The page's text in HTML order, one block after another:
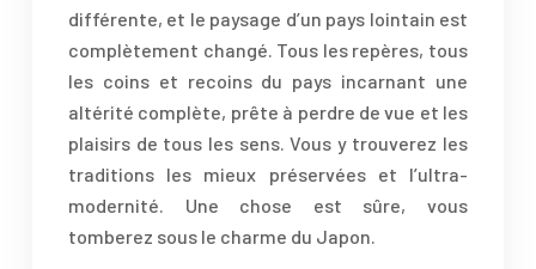
différente, et le paysage d’un pays lointain est
complètement changé. Tous les repères, tous
les coins et recoins du pays incarnant une
altérité complète, prête à perdre de vue et les
plaisirs de tous les sens. Vous y trouverez les
traditions les mieux préservées et l’ultra-
modernité. Une chose est sûre, vous
tomberez sous le charme du Japon.